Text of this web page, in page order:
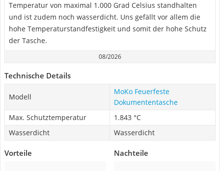
Temperatur von maximal 1.000 Grad Celsius standhalten
und ist zudem noch wasserdicht. Uns gefällt vor allem die
hohe Temperaturstandfestigkeit und somit der hohe Schutz
der Tasche.
08/2026
Technische Details
Modell
MoKo Feuerfeste
Dokumententasche
Max. Schutztemperatur
1.843 °C
Wasserdicht
Wasserdicht
Vorteile Nachteile